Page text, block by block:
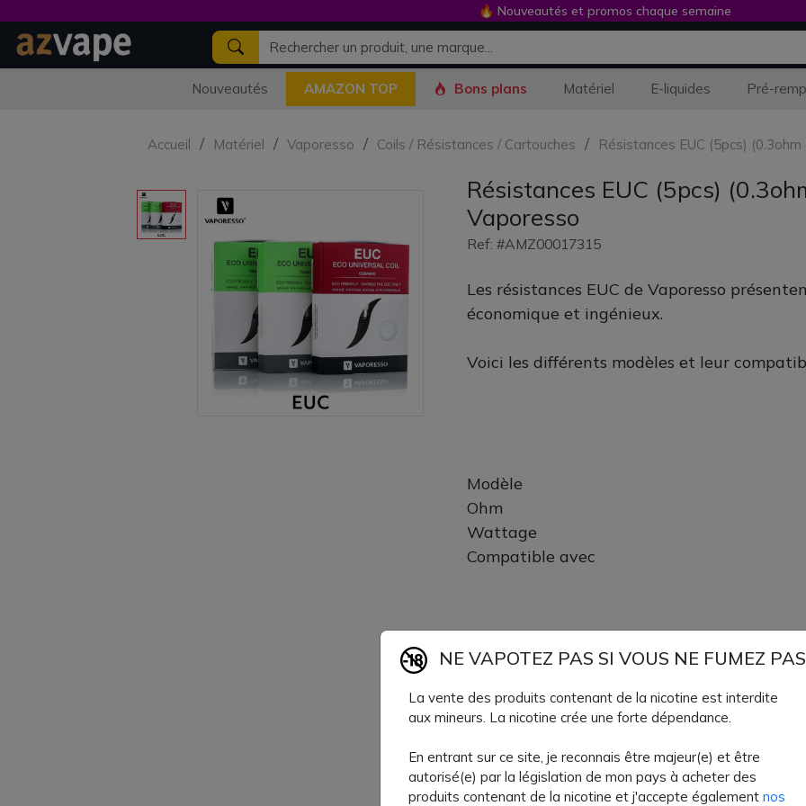
Nouveautés AMAZON TOP Bons plans Matériel E-liquides Pré-
Accueil Matériel Vaporesso Coils / Résistances / Cartouches Résistances EUC (5pcs)
Résistances EUC (5pcs)
Vaporesso
Ref: #AMZ00017315
Les résistances EUC de Vaporesso
économique et ingénieux.
Voici les différents modèles et leur
Modèle
Ohm
Wattage
Compatible avec
0.3ohm
35-40W
Veco 2ml, Veco Plus 4ml et Veco Solo
🔥 Nouveautés et promos chaque semaine
NE VAPOTEZ PAS SI VOUS NE FUMEZ
La vente des produits contenant de la nicotine est interdite
aux mineurs. La nicotine crée une forte dépendance.
En entrant sur ce site, je reconnais être majeur(e) et être
autorisé(e) par la législation de mon pays à acheter des
produits contenant de la nicotine et j'accepte également nos